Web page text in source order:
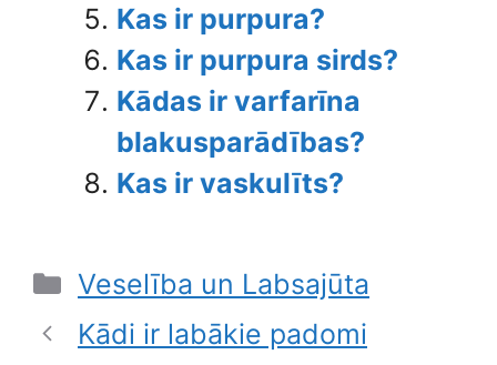
Kas ir purpura?
Kas ir purpura sirds?
Kādas ir varfarīna
blakusparādības?
Kas ir vaskulīts?
Categories
Veselība un Labsajūta
Kādi ir labākie padomi